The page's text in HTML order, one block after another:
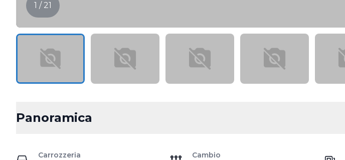
1 / 21
Panoramica
Carrozzeria Cambio